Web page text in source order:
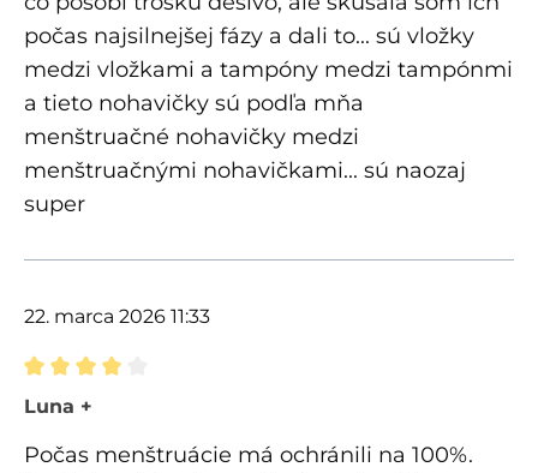
počas najsilnejšej fázy a dali to... sú vložky
medzi vložkami a tampóny medzi tampónmi
a tieto nohavičky sú podľa mňa
menštruačné nohavičky medzi
menštruačnými nohavičkami... sú naozaj
super
22. marca 2026 11:33
Recenzia s hodnotením 4 z 5 hviezdičiek
Luna +
Počas menštruácie má ochránili na 100%.